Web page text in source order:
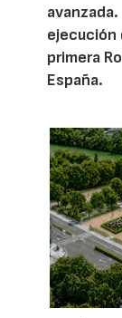
ejecución
primera
España.